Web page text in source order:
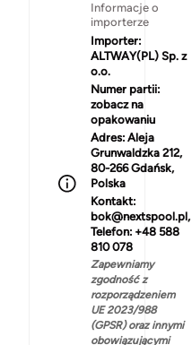
Informacje o
importerze
Importer:
ALTWAY(PL) Sp. z
o.o.
Numer partii:
zobacz na
opakowaniu
Adres: Aleja
Grunwaldzka 212,
80-266 Gdańsk,
Polska
Kontakt:
bok@nextspool.pl,
Telefon: +48 588
810 078
Zapewniamy
zgodność z
rozporządzeniem
UE 2023/988
(GPSR) oraz innymi
obowiązującymi